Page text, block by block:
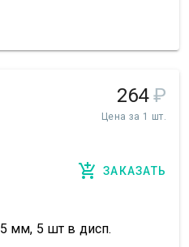
264 ₽
Цена за 1 шт.
ЗАКАЗАТЬ
мм, 5 шт в дисп.